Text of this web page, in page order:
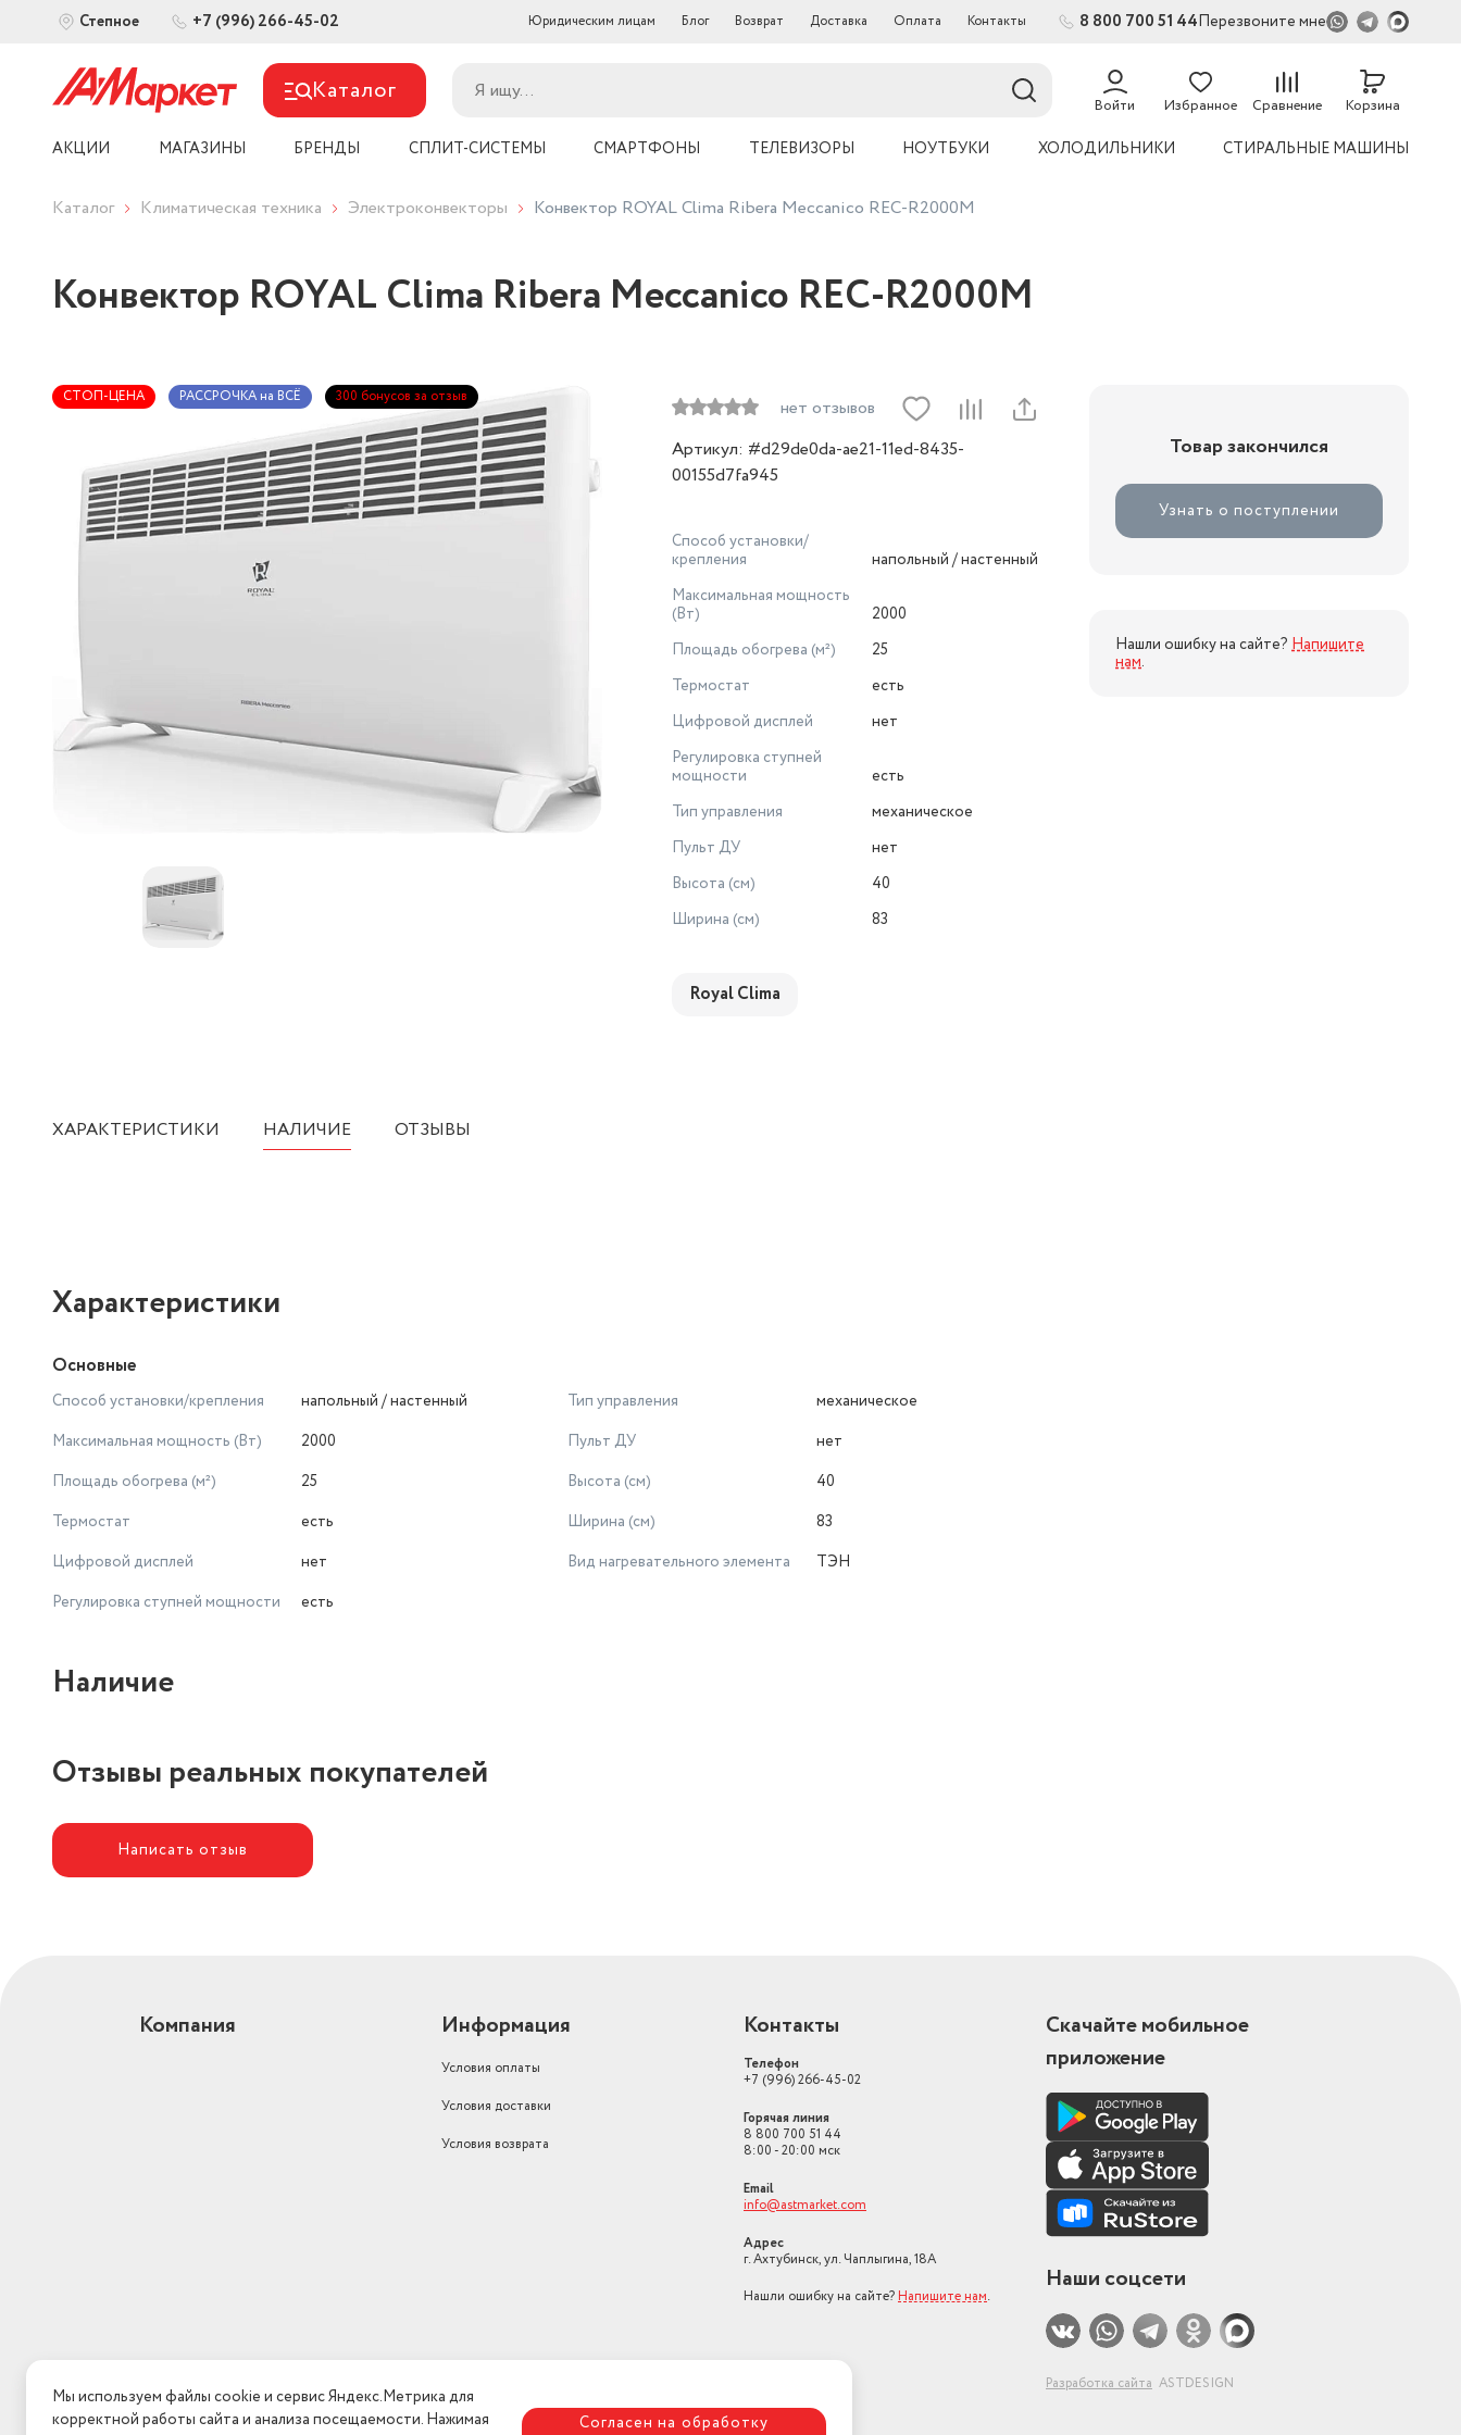
Степное +7 (996) 266-45-02 Юридическим лицам Блог Возврат Доставка Оплата Контакты 8 800 700 51 44Перезвоните мне
Каталог Войти Избранное Сравнение Корзина
АКЦИИ МАГАЗИНЫ БРЕНДЫ СПЛИТ-СИСТЕМЫ СМАРТФОНЫ ТЕЛЕВИЗОРЫ НОУТБУКИ ХОЛОДИЛЬНИКИ СТИРАЛЬНЫЕ МАШИНЫ
Каталог Климатическая техника Электроконвекторы Конвектор ROYAL Clima Ribera Meccanico REC-R2000M
Конвектор ROYAL Clima Ribera Meccanico REC-R2000M
СТОП-ЦЕНА РАССРОЧКА на ВСЁ 300 бонусов за отзыв
нет отзывов
Артикул: #d29de0da-ae21-11ed-8435-
00155d7fa945
Способ установки/
крепления
напольный / настенный
Максимальная мощность
(Вт)
2000
Площадь обогрева (м²)
25
Термостат
есть
Цифровой дисплей
нет
Регулировка ступней
мощности
есть
Тип управления
механическое
Пульт ДУ
нет
Высота (см)
40
Ширина (см)
83
Royal Clima
Товар закончился
Узнать о поступлении
Нашли ошибку на сайте? Напишите
нам.
ХАРАКТЕРИСТИКИ НАЛИЧИЕ ОТЗЫВЫ
Характеристики
Основные
Способ установки/крепления
напольный / настенный
Максимальная мощность (Вт)
2000
Площадь обогрева (м²)
25
Термостат
есть
Цифровой дисплей
нет
Регулировка ступней мощности
есть
Тип управления
механическое
Пульт ДУ
нет
Высота (см)
40
Ширина (см)
83
Вид нагревательного элемента
ТЭН
Наличие
Отзывы реальных покупателей
Написать отзыв
Компания Информация
Условия оплаты
Условия доставки
Условия возврата
Контакты
Телефон
+7 (996) 266-45-02
Горячая линия
8 800 700 51 44
8:00 - 20:00 мск
Email
info@astmarket.com
Адрес
г. Ахтубинск, ул. Чаплыгина, 18А
Нашли ошибку на сайте? Напишите нам.
Скачайте мобильное
приложение
Наши соцсети
Разработка сайта ASTDESIGN
Мы используем файлы cookie и сервис Яндекс.Метрика для
корректной работы сайта и анализа посещаемости. Нажимая
Согласен на обработку